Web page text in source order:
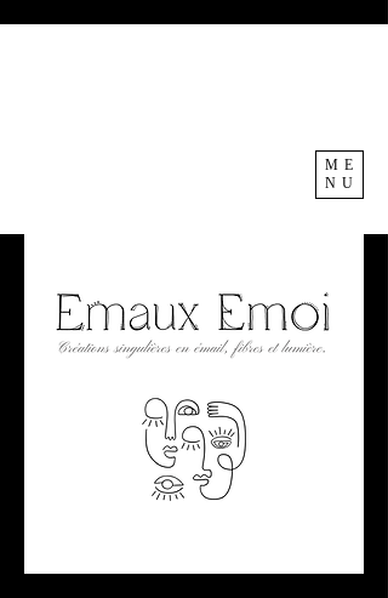
ME
NU